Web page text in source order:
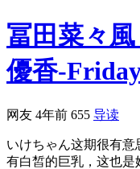
冨田菜々
優香-
网友 4年前 655 导读
いけちゃん这期很有意
有白皙的巨乳，这也是